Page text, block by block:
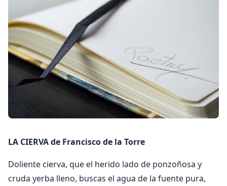
LA CIERVA de Francisco de la Torre
Doliente cierva, que el herido lado de ponzoñosa y
cruda yerba lleno, buscas el agua de la fuente pura,